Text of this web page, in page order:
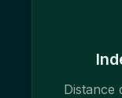
Distance